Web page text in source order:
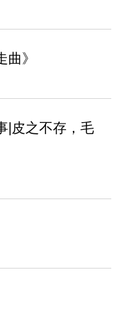
》
|皮之不存，毛